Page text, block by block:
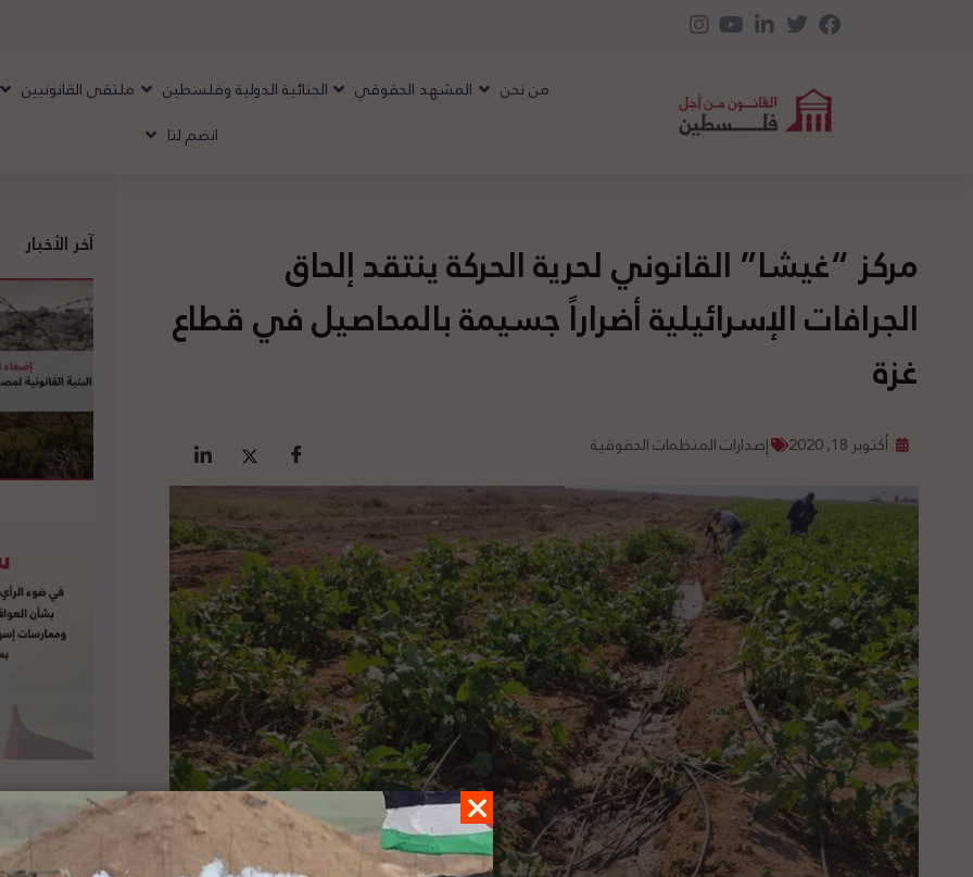
من نحن المشهد الحقوقي الجنائية الدولية وفلسطين ملتقى القانونيين
انضم لنا
مركز “غيشا” القانوني لحرية الحركة ينتقد إلحاق
الجرافات الإسرائيلية أضراراً جسيمة بالمحاصيل في قطاع
غزة
أكتوبر 18, 2020 إصدارات المنظمات الحقوقية
آخر الأخبار